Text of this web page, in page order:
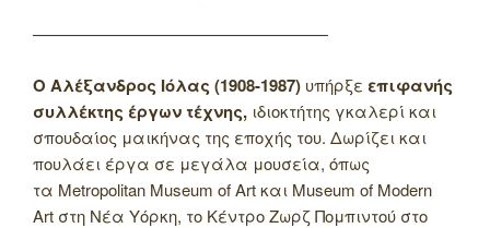
——————————————————
Ο Αλέξανδρος Ιόλας (1908-1987) υπήρξε επιφανής
συλλέκτης έργων τέχνης, ιδιοκτήτης γκαλερί και
σπουδαίος μαικήνας της εποχής του. Δωρίζει και
πουλάει έργα σε μεγάλα μουσεία, όπως
τα Metropolitan Museum of Art και Museum of Modern
Art στη Νέα Υόρκη, το Κέντρο Ζωρζ Πομπιντού στο